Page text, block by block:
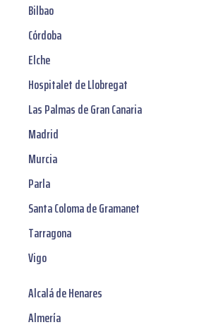
Bilbao
Córdoba
Elche
Hospitalet de Llobregat
Las Palmas de Gran Canaria
Madrid
Murcia
Parla
Santa Coloma de Gramanet
Tarragona
Vigo
Alcalá de Henares
Almería